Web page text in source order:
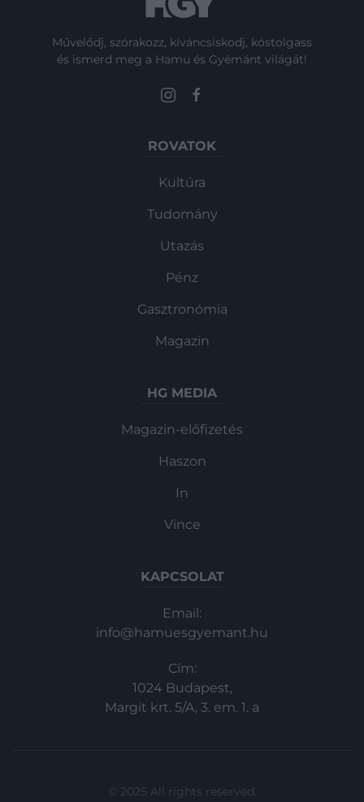
Művelődj, szórakozz, kíváncsiskodj, kóstolgass
és ismerd meg a Hamu és Gyémánt világát!
ROVATOK
Kultúra
Tudomány
Utazás
Pénz
Gasztronómia
Magazin
HG MEDIA
Magazin-előfizetés
Haszon
In
Vince
KAPCSOLAT
Email:
info@hamuesgyemant.hu
Cím:
1024 Budapest,
Margit krt. 5/A, 3. em. 1. a
© 2025 All rights reserved.